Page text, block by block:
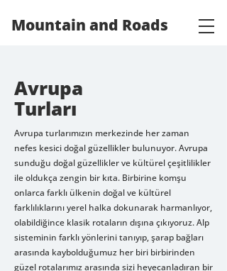
Mountain and Roads
Avrupa
Turları
Avrupa turlarımızın merkezinde her zaman
nefes kesici doğal güzellikler bulunuyor. Avrupa
sunduğu doğal güzellikler ve kültürel çeşitlilikler
ile oldukça zengin bir kıta. Birbirine komşu
onlarca farklı ülkenin doğal ve kültürel
farklılıklarını yerel halka dokunarak harmanlıyor,
olabildiğince klasik rotaların dışına çıkıyoruz. Alp
sisteminin farklı yönlerini tanıyıp, şarap bağları
arasında kaybolduğumuz her biri birbirinden
güzel rotalarımız arasında sizi heyecanladıran bir